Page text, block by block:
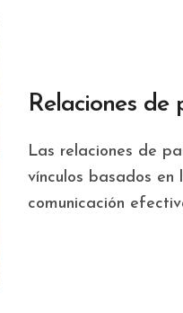
Relaciones de
Las relaciones de pareja conscientes son
vínculos basados
comunicación